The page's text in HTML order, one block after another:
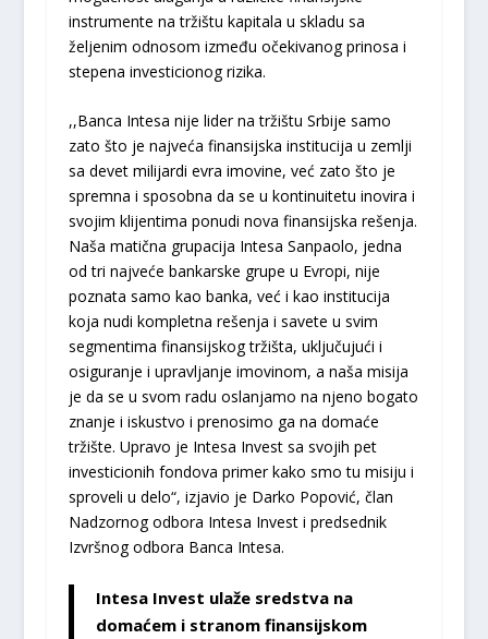
instrumente na tržištu kapitala u skladu sa
željenim odnosom između očekivanog prinosa i
stepena investicionog rizika.
,,Banca Intesa nije lider na tržištu Srbije samo
zato što je najveća finansijska institucija u zemlji
sa devet milijardi evra imovine, već zato što je
spremna i sposobna da se u kontinuitetu inovira i
svojim klijentima ponudi nova finansijska rešenja.
Naša matična grupacija Intesa Sanpaolo, jedna
od tri najveće bankarske grupe u Evropi, nije
poznata samo kao banka, već i kao institucija
koja nudi kompletna rešenja i savete u svim
segmentima finansijskog tržišta, uključujući i
osiguranje i upravljanje imovinom, a naša misija
je da se u svom radu oslanjamo na njeno bogato
znanje i iskustvo i prenosimo ga na domaće
tržište. Upravo je Intesa Invest sa svojih pet
investicionih fondova primer kako smo tu misiju i
sproveli u delo“, izjavio je Darko Popović, član
Nadzornog odbora Intesa Invest i predsednik
Izvršnog odbora Banca Intesa.
Intesa Invest ulaže sredstva na
domaćem i stranom finansijskom